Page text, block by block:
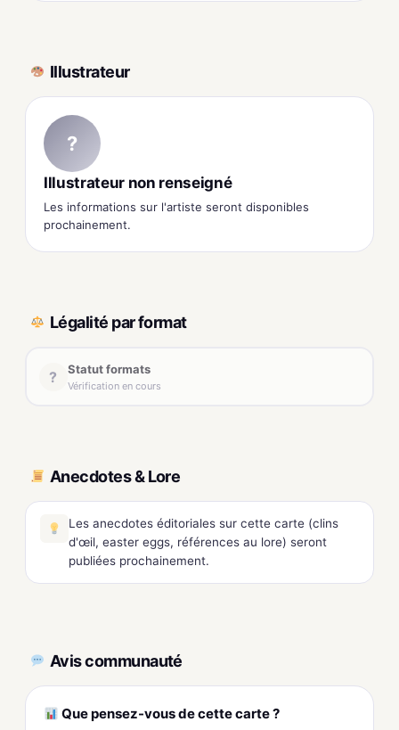
Illustrateur
?
Illustrateur non renseigné
Les informations sur l'artiste seront disponibles
prochainement.
Légalité par format
? Statut formats
Vérification en cours
Anecdotes & Lore
Les anecdotes éditoriales sur cette carte (clins
d'œil, easter eggs, références au lore) seront
publiées prochainement.
Avis communauté
Que pensez-vous de cette carte ?